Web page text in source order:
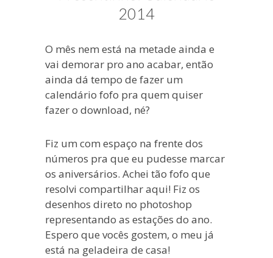
antiga.
2014
O mês nem está na metade ainda e
vai demorar pro ano acabar, então
ainda dá tempo de fazer um
calendário fofo pra quem quiser
fazer o download, né?
Fiz um com espaço na frente dos
números pra que eu pudesse marcar
os aniversários. Achei tão fofo que
resolvi compartilhar aqui! Fiz os
desenhos direto no photoshop
representando as estações do ano.
Espero que vocês gostem, o meu já
está na geladeira de casa!